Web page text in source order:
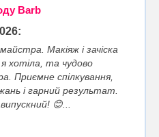
Barb
Макіяж і зачіска
хотіла, та чудово
Приємне спілкування,
і гарний результат.
😊...